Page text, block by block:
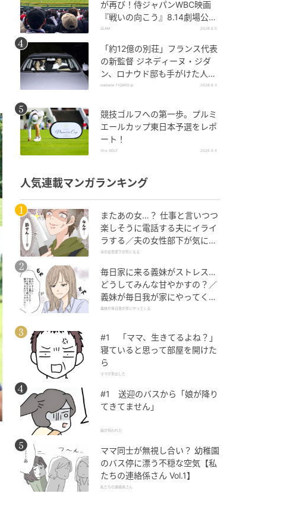
が再び！侍ジャパンWBC映画
『戦いの向こう』8.14劇場公
開！
GLAM 2026.8.5
「約12億の別荘」フランス代表
の新監督 ジネディーヌ・ジダ
ン、ロナウド邸も手がけた人気
建築家に依頼した邸宅とは。
madame FIGARO.jp 2026.8.3
競技ゴルフへの第一歩。プルミ
エールカップ東日本予選をレポ
ート！
She GOLF 2026.8.4
人気連載マンガランキング
またあの女…？ 仕事と言いつつ
楽しそうに電話する夫にイライ
ラする／夫の女性部下が気にな
る（1）【夫婦の危機 まんが】
夫の女性部下が気になる
毎日家に来る義妹がストレス…
どうしてみんな甘やかすの？／
義妹が毎日我が家にやってくる
（1）【義父母がシンドイんで
義妹が毎日我が家にやってくる
#1 「ママ、生きてるよね？」
寝ていると思って部屋を開けた
ら
ママが家出した
#1 送迎のバスから「娘が降り
てきてません」
娘が拐われた
ママ同士が無視し合い？ 幼稚園
のバス停に漂う不穏な空気【私
たちの連絡係さん Vol.1】
私たちの連絡係さん